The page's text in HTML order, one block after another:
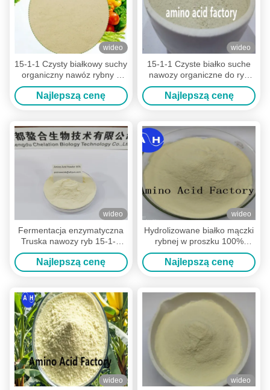
wideo
15-1-1 Czysty białkowy suchy
organiczny nawóz rybny z
hydrolizatu rybnego dorsza
(5 funtów)
Najlepszą cenę
wideo
15-1-1 Czyste białko suche
nawozy organiczne do ryb
wytwarzane z hydrolizatu
dorsza 500 kg
Najlepszą cenę
wideo
Fermentacja enzymatyczna
Truska nawozy ryb 15-1-1
Aminokwasy i białka dla
poprawy wzrostu
Najlepszą cenę
wideo
Hydrolizowane białko mączki
rybnej w proszku 100%
nawóz rozpuszczalny w
wodzie
Najlepszą cenę
wideo wideo